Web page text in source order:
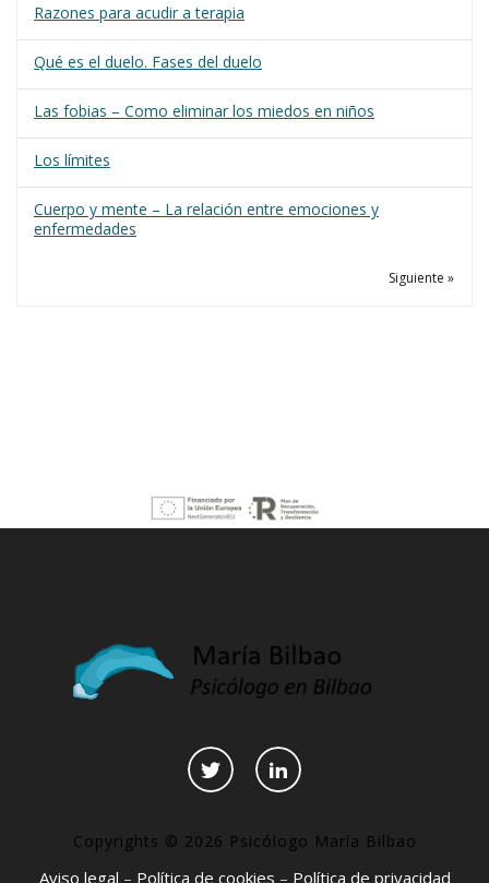
Razones para acudir a terapia
Qué es el duelo. Fases del duelo
Las fobias – Como eliminar los miedos en niños
Los límites
Cuerpo y mente – La relación entre emociones y
enfermedades
Siguiente »
Copyrights © 2026 Psicólogo María Bilbao
Aviso legal – Política de cookies – Política de privacidad